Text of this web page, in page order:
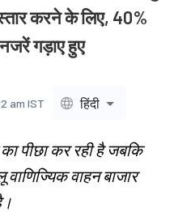
करने के लिए, 40%
नजरें गड़ाए हुए
am IST हिंदी
पीछा कर रही है जबकि
वाणिज्यिक वाहन बाजार